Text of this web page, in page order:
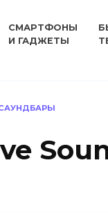
СМАРТФОНЫ
И ГАДЖЕТЫ